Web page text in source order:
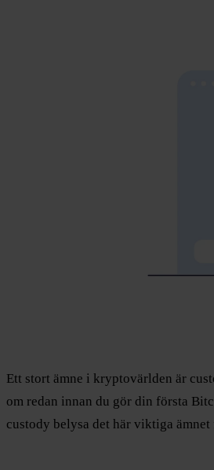
Ett stort ämne i kryptovärlden är
om redan innan du gör din första
custody belysa det här viktiga ämnet